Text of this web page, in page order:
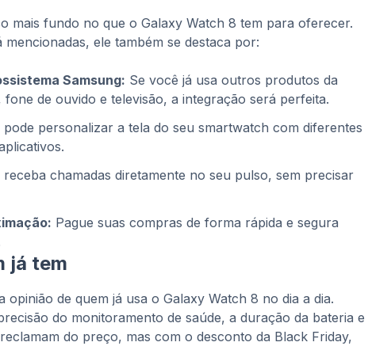
mais fundo no que o Galaxy Watch 8 tem para oferecer.
mencionadas, ele também se destaca por:
Samsung: Se você já usa outros produtos da
de ouvido e televisão, a integração será perfeita.
pode personalizar a tela do seu smartwatch com diferentes
receba chamadas diretamente no seu pulso, sem precisar
Pague suas compras de forma rápida e segura
já tem
de quem já usa o Galaxy Watch 8 no dia a dia.
do monitoramento de saúde, a duração da bateria e
do preço, mas com o desconto da Black Friday,